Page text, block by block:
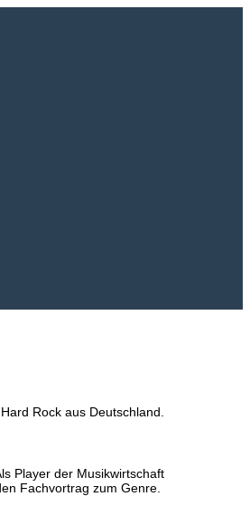
Rock aus Deutschland.
Player der Musikwirtschaft
Fachvortrag zum Genre.